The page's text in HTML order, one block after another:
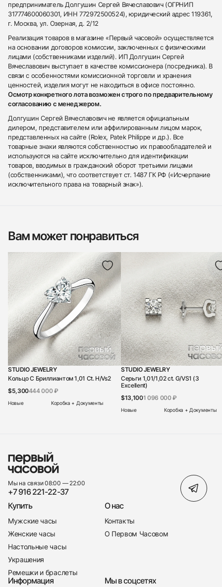
предприниматель Долгушин Сергей Вячеславович (ОГРНИП
317774600060301, ИНН 772972500524), юридический адрес 119361,
г. Москва, ул. Озерная, д. 2/12
Реализация товаров в магазине «Первый часовой» осуществляется
на основании договоров комиссии, заключенных с физическими
лицами (собственниками изделий). ИП Долгушин Сергей
Вячеславович выступает в качестве комиссионера (посредника). В
связи с особенностями комиссионной торговли и хранения
ценностей, изделия могут не находиться в офисе постоянно.
Осмотр конкретного лота возможен строго по предварительному
согласованию с менеджером.
Долгушин Сергей Вячеславович не является официальным
дилером, представителем или аффилированным лицом марок,
представленных на сайте (Rolex, Patek Philippe и др.). Все
товарные знаки являются собственностью их правообладателей и
используются на сайте исключительно для идентификации
товаров, вводимых в гражданский оборот третьими лицами
(собственниками), что соответствует ст. 1487 ГК РФ («Исчерпание
исключительного права на товарный знак»).
Вам может понравиться
STUDIO JEWELRY
Кольцо С Бриллиантом 1,01 Ct. H/Vs2
$5,300444 000 ₽
Новые Коробка + Документы
STUDIO JEWELRY
Серьги 1,01/1,02 ct. G/VS1 (3
Excellent)
$13,1001 096 000 ₽
Новые Коробка + Документы
Мы на связи 08:00 — 22:00
+7 916 221-22-37
Купить
Мужские часы
Женские часы
Настольные часы
Украшения
Ремешки и браслеты
О нас
Контакты
О Первом Часовом
Информация Мы в соцсетях